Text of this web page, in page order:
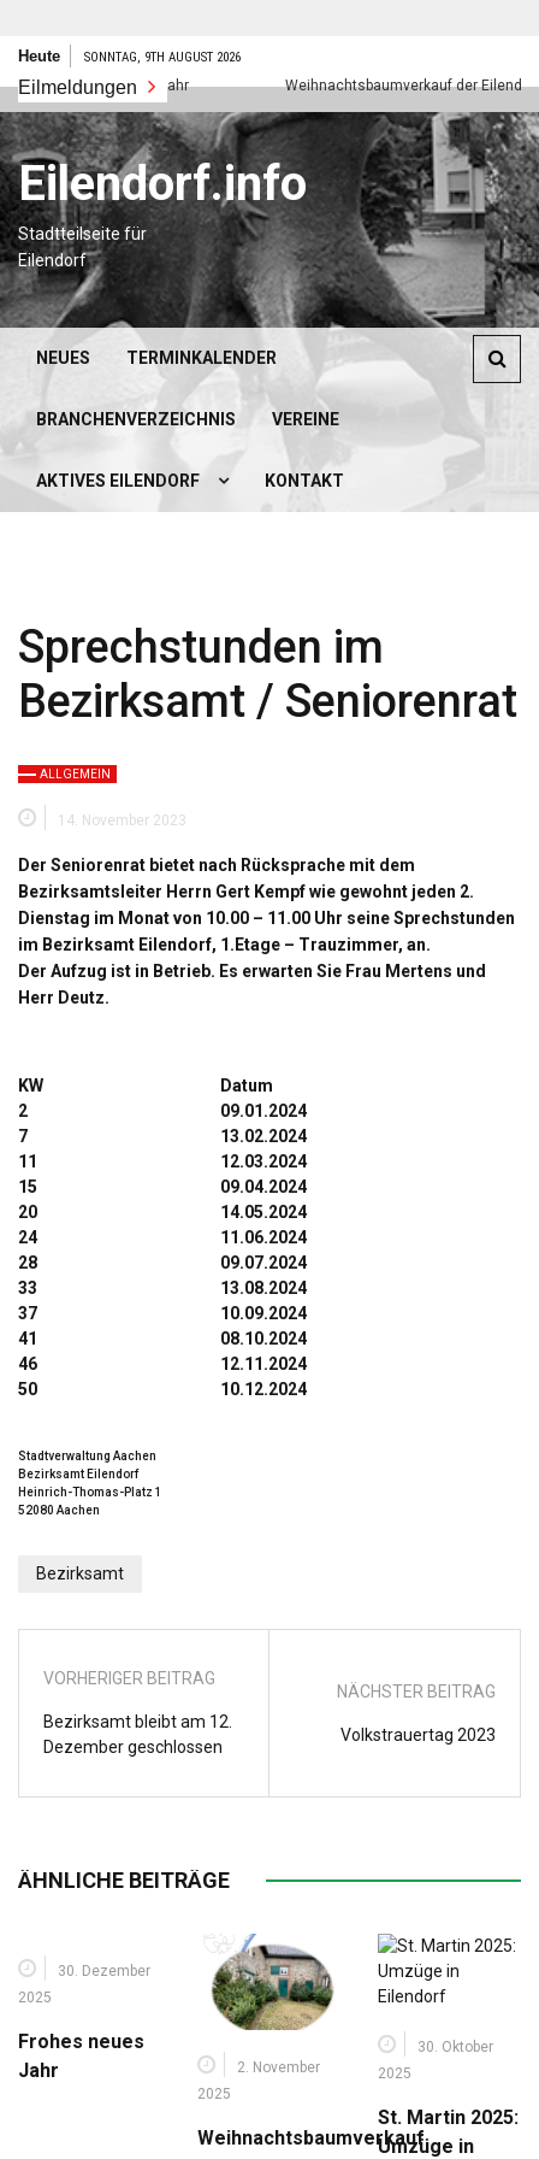
Zum
springen
Heute SONNTAG, 9TH AUGUST 2026
Eilmeldungen
Frohes neues Jahr Weihnachtsbaumverkauf der Eilendorfer
Eilendorf.info
Stadtteilseite für
Eilendorf
NEUES TERMINKALENDER
BRANCHENVERZEICHNIS VEREINE
AKTIVES EILENDORF KONTAKT
Sprechstunden im
Bezirksamt / Seniorenrat
ALLGEMEIN
14. November 2023
Der Seniorenrat bietet nach Rücksprache mit dem
Bezirksamtsleiter Herrn Gert Kempf wie gewohnt jeden 2.
Dienstag im Monat von 10.00 – 11.00 Uhr seine Sprechstunden
im Bezirksamt Eilendorf, 1.Etage – Trauzimmer, an.
Der Aufzug ist in Betrieb. Es erwarten Sie Frau Mertens und
Herr Deutz.
KW
Datum
2
09.01.2024
7
13.02.2024
11
12.03.2024
15
09.04.2024
20
14.05.2024
24
11.06.2024
28
09.07.2024
33
13.08.2024
37
10.09.2024
41
08.10.2024
46
12.11.2024
50
10.12.2024
Stadtverwaltung Aachen
Bezirksamt Eilendorf
Heinrich-Thomas-Platz 1
52080 Aachen
Bezirksamt
VORHERIGER BEITRAG
Bezirksamt bleibt am 12.
Dezember geschlossen
NÄCHSTER BEITRAG
Volkstrauertag 2023
ÄHNLICHE BEITRÄGE
30. Dezember
2025
Frohes neues
Jahr
2. November
2025
Weihnachtsbaumverkauf
30. Oktober
2025
St. Martin 2025:
Umzüge in